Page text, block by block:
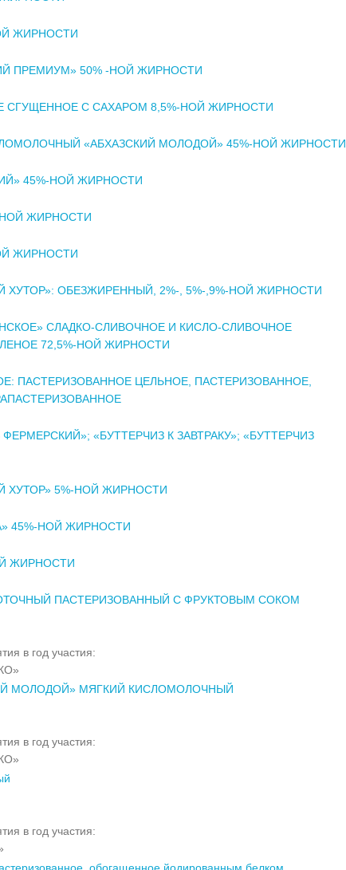
ЖИРНОСТИ
ПРЕМИУМ» 50% -НОЙ ЖИРНОСТИ
СГУЩЕННОЕ С САХАРОМ 8,5%-НОЙ ЖИРНОСТИ
«АБХАЗСКИЙ МОЛОДОЙ» 45%-НОЙ ЖИРНОСТИ
45%-НОЙ ЖИРНОСТИ
НОЙ ЖИРНОСТИ
ЖИРНОСТИ
ХУТОР»: ОБЕЗЖИРЕННЫЙ, 2%-, 5%-,9%-НОЙ ЖИРНОСТИ
СЛАДКО-СЛИВОЧНОЕ И КИСЛО-СЛИВОЧНОЕ
72,5%-НОЙ ЖИРНОСТИ
ПАСТЕРИЗОВАННОЕ ЦЕЛЬНОЕ, ПАСТЕРИЗОВАННОЕ,
«БУТТЕРЧИЗ К ЗАВТРАКУ»; «БУТТЕРЧИЗ
ХУТОР» 5%-НОЙ ЖИРНОСТИ
45%-НОЙ ЖИРНОСТИ
ЖИРНОСТИ
ПАСТЕРИЗОВАННЫЙ С ФРУКТОВЫМ СОКОМ
в год участия:
МОЛОДОЙ» МЯГКИЙ КИСЛОМОЛОЧНЫЙ
в год участия:
в год участия: